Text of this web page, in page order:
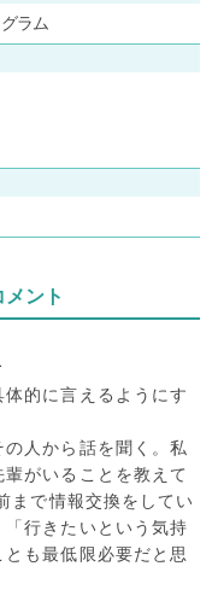
ラム
ント
的に言えるようにす
の人から話を聞く。私
がいることを教えて
まで情報交換をしてい
行きたいという気持
も最低限必要だと思